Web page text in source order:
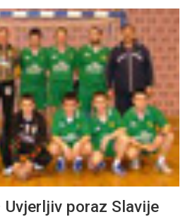
poraz Slavije